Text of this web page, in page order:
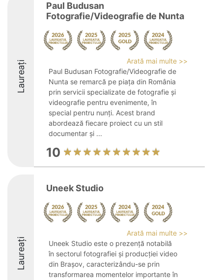
Laureați
Paul Budusan
Fotografie/Videografie de Nunta
Arată mai multe >>
Paul Budusan Fotografie/Videografie de
Nunta se remarcă pe piața din România
prin servicii specializate de fotografie și
videografie pentru evenimente, în
special pentru nunți. Acest brand
abordează fiecare proiect cu un stil
documentar și ...
10
Laureați
Uneek Studio
Arată mai multe >>
Uneek Studio este o prezență notabilă
în sectorul fotografiei și producției video
din Brașov, caracterizându-se prin
transformarea momentelor importante în